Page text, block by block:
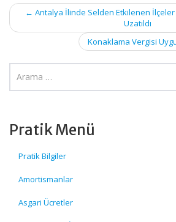
Post
navigation
← Antalya İlinde Selden Etkilenen
Uzatıldı
Konaklama Vergisi
Pratik Menü
Pratik Bilgiler
Amortismanlar
Asgari Ücretler